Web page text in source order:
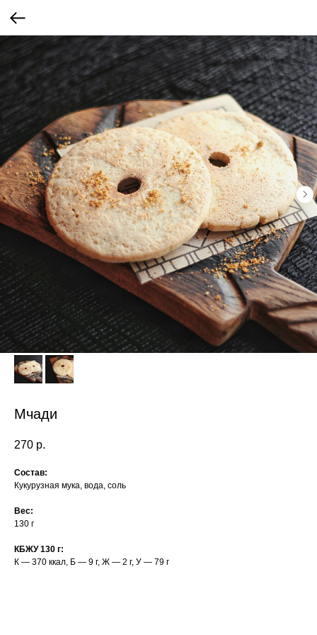
Мчади
270 р.
Состав:
Кукурузная мука, вода, соль
Вес:
130 г
КБЖУ 130 г:
К — 370 ккал, Б — 9 г, Ж — 2 г, У — 79 г